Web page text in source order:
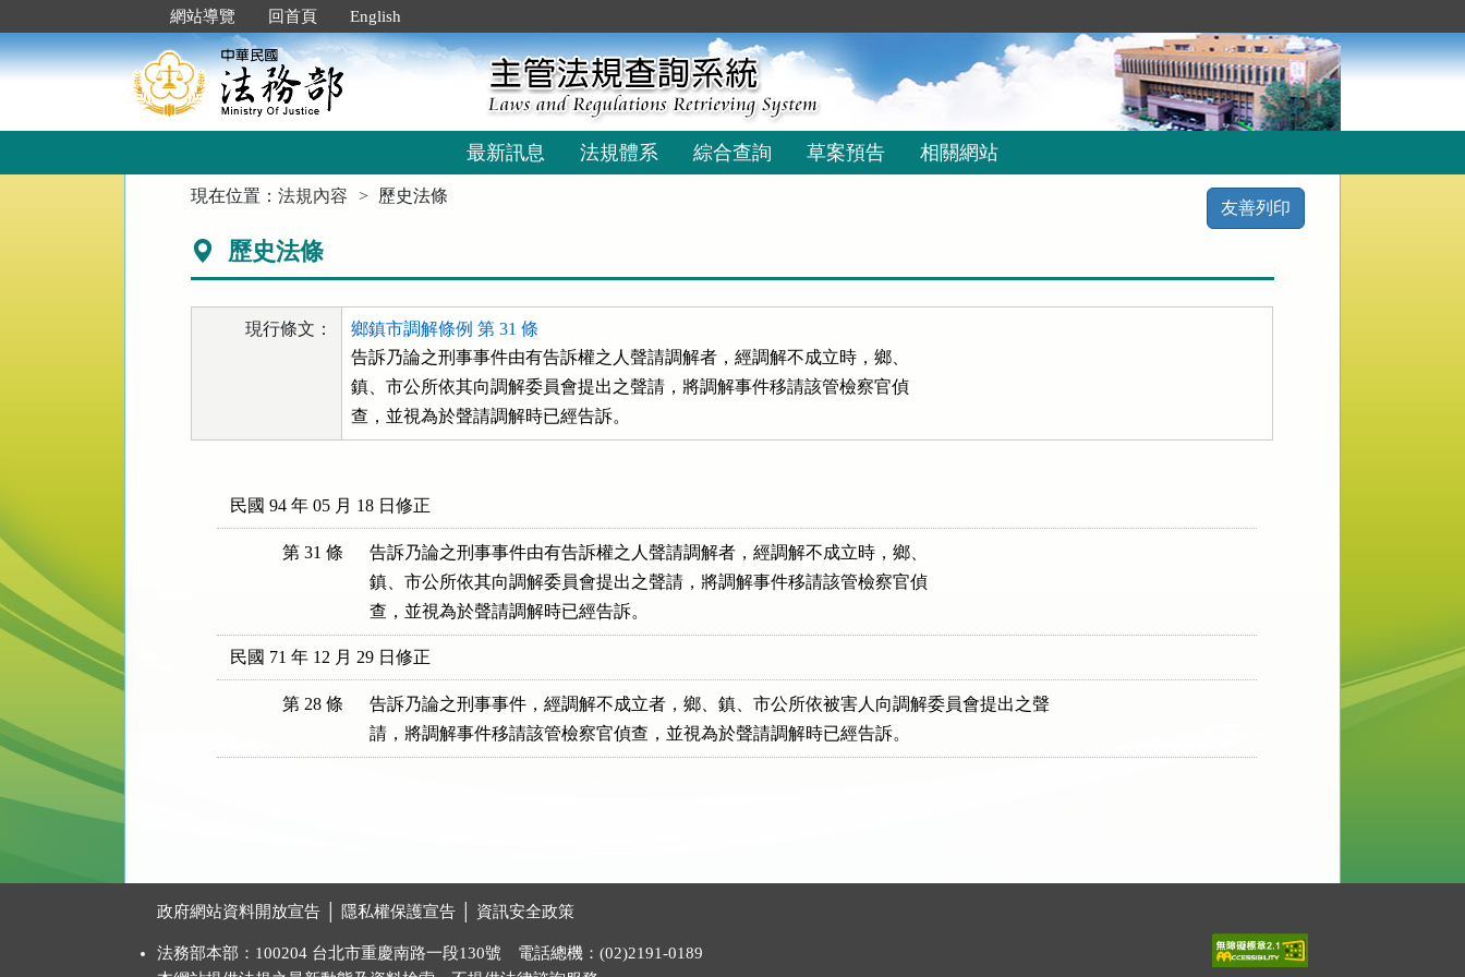
到
主
要
網站導覽 回首頁 English
最新訊息 法規體系 綜合查詢 草案預告 相關網站
現在位置：法規內容 歷史法條
友善列印
歷史法條
現行條文：
鄉鎮市調解條例 第 31 條
告訴乃論之刑事事件由有告訴權之人聲請調解者，經調解不成立時，鄉、
鎮、市公所依其向調解委員會提出之聲請，將調解事件移請該管檢察官偵
查，並視為於聲請調解時已經告訴。
民國 94 年 05 月 18 日修正
第 31 條
告訴乃論之刑事事件由有告訴權之人聲請調解者，經調解不成立時，鄉、
鎮、市公所依其向調解委員會提出之聲請，將調解事件移請該管檢察官偵
查，並視為於聲請調解時已經告訴。
民國 71 年 12 月 29 日修正
第 28 條
告訴乃論之刑事事件，經調解不成立者，鄉、鎮、市公所依被害人向調解委員會提出之聲
政府網站資料開放宣告 隱私權保護宣告 資訊安全政策
法務部本部：100204 台北市重慶南路一段130號 電話總機：(02)2191-0189